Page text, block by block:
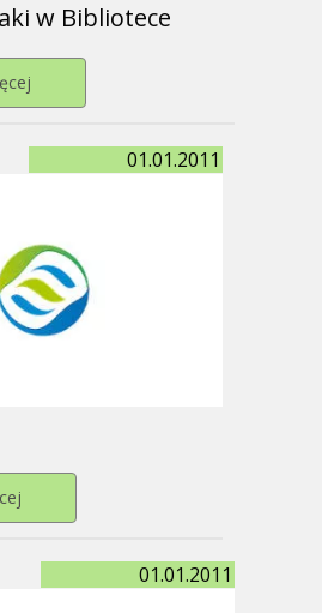
w Bibliotece
Przejdź do strony Przedszkolaki w
01.01.2011
Przejdź do strony Aktualności
01.01.2011